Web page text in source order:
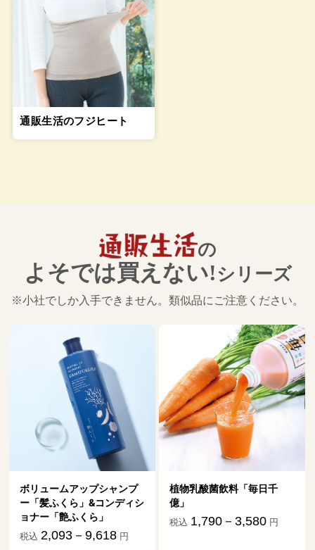
通販生活のフジヒート
の
よそでは買えない!シリーズ
※小社でしか入手できません。類似品にご注意ください。
植物乳酸菌飲料「毎日千
億」
税込 1,790－3,580
搾り立てエゴマ油
税込 1,890－3,780 円